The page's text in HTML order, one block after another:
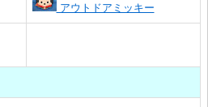
アウトドアミッキー